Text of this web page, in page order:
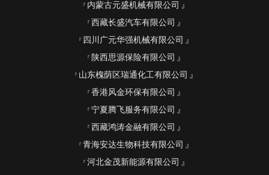
内蒙古元盛机械有限公司
西藏长盛汽车有限公司
四川广元华强机械有限公司
陕西思源保险有限公司
山东槐荫区瑞通化工有限公司
香港风金环保有限公司
宁夏腾飞服务有限公司
西藏鸿涛金融有限公司
青海安达生物科技有限公司
河北金茂新能源有限公司